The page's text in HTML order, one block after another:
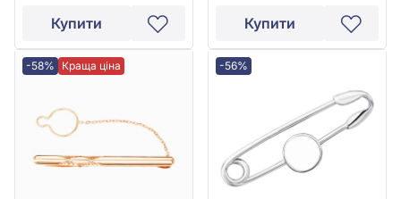
Купити Купити
-58% Краща ціна -56%